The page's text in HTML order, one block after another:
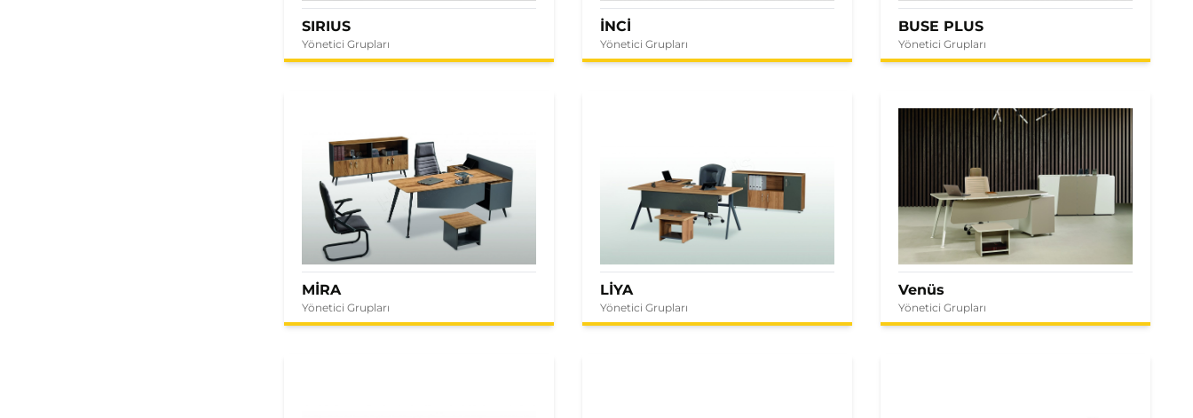
SIRIUS
Yönetici Grupları
İNCİ
Yönetici Grupları
BUSE PLUS
Yönetici Grupları
MİRA
Yönetici Grupları
LİYA
Yönetici Grupları
Venüs
Yönetici Grupları